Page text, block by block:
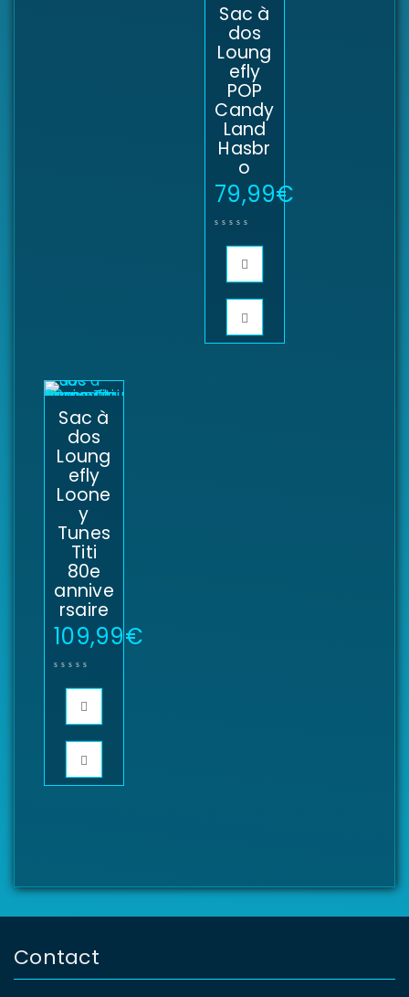
Sac à
dos
Loung
efly
POP
Candy
Land
Hasbr
o
79,99€
Sac à
dos
Loung
efly
Loone
y
Tunes
Titi
80e
annive
rsaire
109,99€
Contact